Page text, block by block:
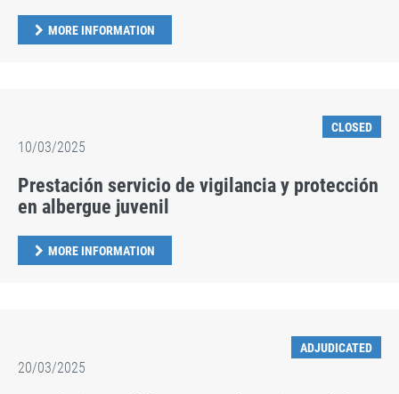
MORE INFORMATION
CLOSED
10/03/2025
Prestación servicio de vigilancia y protección
en albergue juvenil
MORE INFORMATION
ADJUDICATED
20/03/2025